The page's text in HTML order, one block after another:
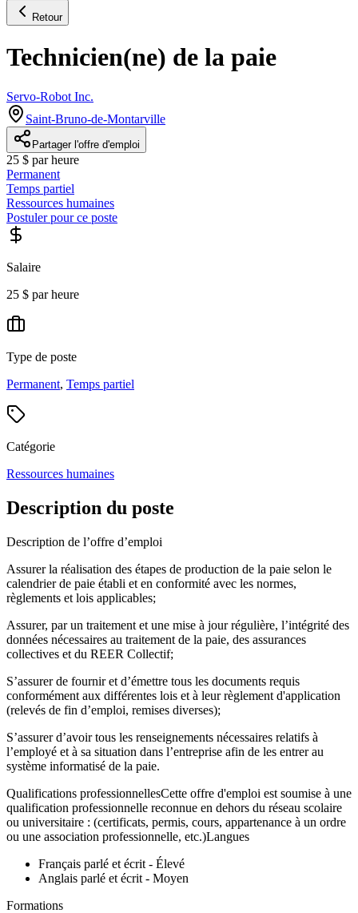
Retour
Technicien(ne) de la paie
Servo-Robot Inc.
Saint-Bruno-de-Montarville
Partager l'offre d'emploi
25 $ par heure
Permanent
Temps partiel
Ressources humaines
Postuler pour ce poste
Salaire
25 $ par heure
Type de poste
Permanent, Temps partiel
Catégorie
Ressources humaines
Description du poste
Description de l’offre d’emploi
Assurer la réalisation des étapes de production de la paie selon le
calendrier de paie établi et en conformité avec les normes,
règlements et lois applicables;
Assurer, par un traitement et une mise à jour régulière, l’intégrité des
données nécessaires au traitement de la paie, des assurances
collectives et du REER Collectif;
S’assurer de fournir et d’émettre tous les documents requis
conformément aux différentes lois et à leur règlement d'application
(relevés de fin d’emploi, remises diverses);
S’assurer d’avoir tous les renseignements nécessaires relatifs à
l’employé et à sa situation dans l’entreprise afin de les entrer au
système informatisé de la paie.
Qualifications professionnellesCette offre d'emploi est soumise à une
qualification professionnelle reconnue en dehors du réseau scolaire
ou universitaire : (certificats, permis, cours, appartenance à un ordre
ou une association professionnelle, etc.)Langues
Français parlé et écrit - Élevé
Anglais parlé et écrit - Moyen
Formations